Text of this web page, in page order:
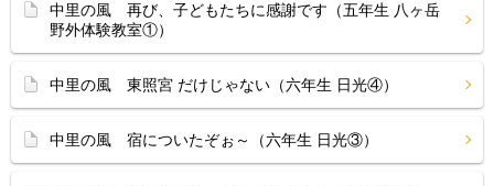
中里の風 再び、子どもたちに感謝です（五年生 八ヶ岳
野外体験教室①）
中里の風 東照宮 だけじゃない（六年生 日光④）
中里の風 宿についたぞぉ～（六年生 日光③）